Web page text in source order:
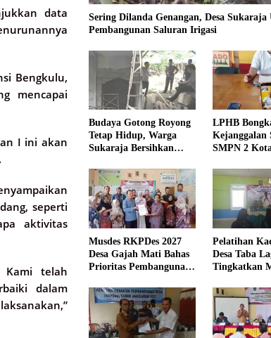
data
Bengkulu,
mencapai
I ini akan
seperti
aktivitas
telah
dalam
Sering Dilanda Genangan, Desa Sukaraja
Pembangunan Saluran Irigasi
Budaya Gotong Royong
Tetap Hidup, Warga
Sukaraja Bersihkan
LPHB
Kejanggalan
SMPN 2
Menyeluruh
Musdes RKPDes 2027
Desa Gajah Mati Bahas
Prioritas Pembangunan
Pelatihan
Desa Taba
Tingkatkan